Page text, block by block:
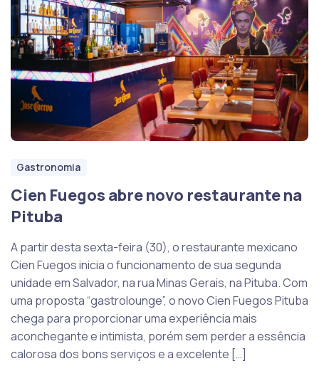
Gastronomia
Cien Fuegos abre novo restaurante na
Pituba
A partir desta sexta-feira (30), o restaurante mexicano
Cien Fuegos inicia o funcionamento de sua segunda
unidade em Salvador, na rua Minas Gerais, na Pituba. Com
uma proposta “gastrolounge”, o novo Cien Fuegos Pituba
chega para proporcionar uma experiência mais
aconchegante e intimista, porém sem perder a essência
calorosa dos bons serviços e a excelente […]